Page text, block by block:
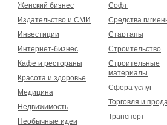
Женский бизнес
Издательство и СМИ
Инвестиции
Интернет-бизнес
Кафе и рестораны
Красота и здоровье
Медицина
Недвижимость
Необычные идеи
Софт
Средства
Стартапы
Строительство
Строительные
материалы
Сфера услуг
Торговля и
Транспорт